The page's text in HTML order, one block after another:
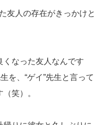
友人の存在がきっかけと
くなった友人なんです
を、“ゲイ”先生と言って
笑）。